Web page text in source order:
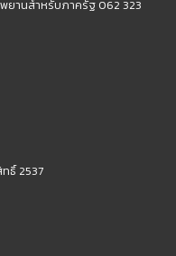
ยานสำหรับภาครัฐ 062 323
ธิ์ 2537